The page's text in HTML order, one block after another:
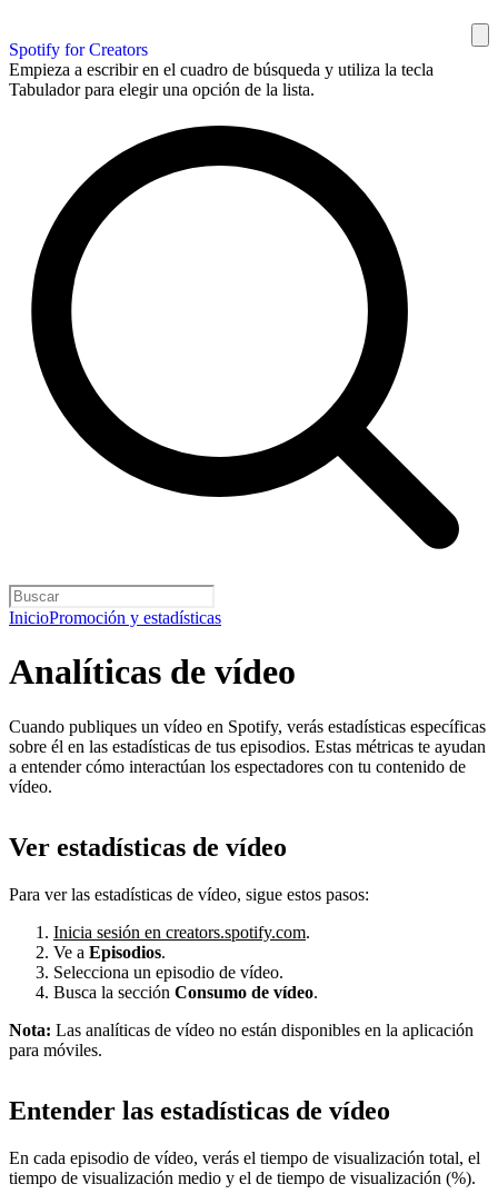
Spotify for Creators
Empieza a escribir en el cuadro de búsqueda y utiliza la tecla
Tabulador para elegir una opción de la lista.
InicioPromoción y estadísticas
Analíticas de vídeo
Cuando publiques un vídeo en Spotify, verás estadísticas específicas
sobre él en las estadísticas de tus episodios. Estas métricas te ayudan
a entender cómo interactúan los espectadores con tu contenido de
vídeo.
Ver estadísticas de vídeo
Para ver las estadísticas de vídeo, sigue estos pasos:
Inicia sesión en creators.spotify.com.
Ve a Episodios.
Selecciona un episodio de vídeo.
Busca la sección Consumo de vídeo.
Nota: Las analíticas de vídeo no están disponibles en la aplicación
para móviles.
Entender las estadísticas de vídeo
En cada episodio de vídeo, verás el tiempo de visualización total, el
tiempo de visualización medio y el de tiempo de visualización (%).